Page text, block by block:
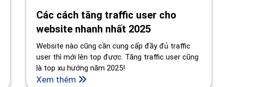
Các cách tăng traffic user cho
website nhanh nhất 2025
Website nào cũng cần cung cấp đầy đủ traffic
user thì mới lên top được. Tăng traffic user cũng
là top xu hướng năm 2025!
Xem thêm